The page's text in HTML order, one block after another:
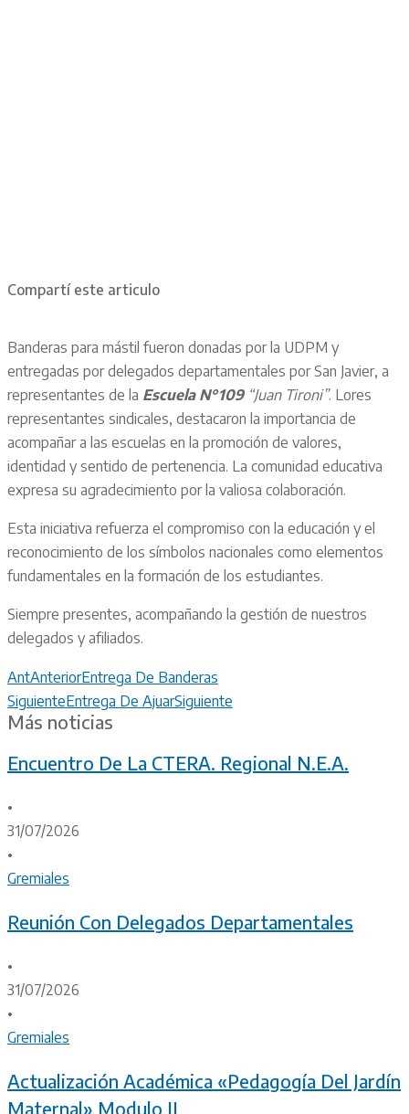
Compartí este articulo
Banderas para mástil fueron donadas por la UDPM y
entregadas por delegados departamentales por San Javier, a
representantes de la Escuela N°109“Juan Tironi”. Lores
representantes sindicales, destacaron la importancia de
acompañar a las escuelas en la promoción de valores,
identidad y sentido de pertenencia. La comunidad educativa
expresa su agradecimiento por la valiosa colaboración.
Esta iniciativa refuerza el compromiso con la educación y el
reconocimiento de los símbolos nacionales como elementos
fundamentales en la formación de los estudiantes.
Siempre presentes, acompañando la gestión de nuestros
delegados y afiliados.
AntAnteriorEntrega De Banderas
SiguienteEntrega De AjuarSiguiente
Más noticias
Encuentro De La CTERA. Regional N.E.A.
•
31/07/2026
•
Gremiales
Reunión Con Delegados Departamentales
•
31/07/2026
•
Gremiales
Actualización Académica «Pedagogía Del Jardín
Maternal» Modulo II